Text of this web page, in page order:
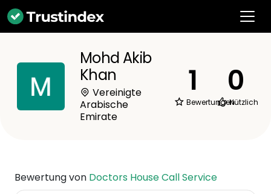
Mohd Akib
Khan
Vereinigte
Arabische
Emirate
1
Bewertungen
0
Nützlich
Bewertung von Doctors House Call Service